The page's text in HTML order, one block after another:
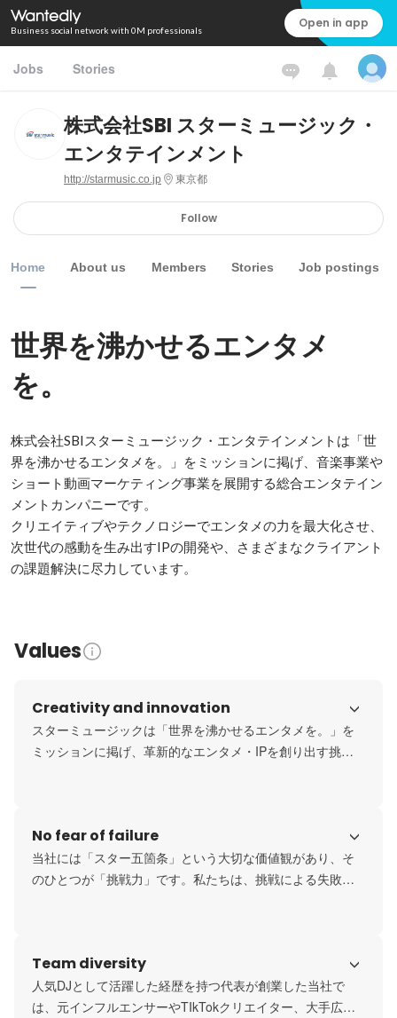
Business social network with 0M professionals Open in app
Jobs Stories
株式会社SBI スターミュージック・
エンタテインメント
http://starmusic.co.jp 東京都
Follow
Home About us Members Stories Job postings
世界を沸かせるエンタメ
を。
株式会社SBIスターミュージック・エンタテインメントは「世
界を沸かせるエンタメを。」をミッションに掲げ、音楽事業や
ショート動画マーケティング事業を展開する総合エンタテイン
メントカンパニーです。
クリエイティブやテクノロジーでエンタメの力を最大化させ、
次世代の感動を生み出すIPの開発や、さまざまなクライアント
の課題解決に尽力しています。
Values
Creativity and innovation
スターミュージックは「世界を沸かせるエンタメを。」を
ミッションに掲げ、革新的なエンタメ・IPを創り出す挑戦
したコンテンツやソリューションの開発にも取り組み、単
なるエンタテインメントの枠を超え、人々の心を揺さぶる
体験を提供を目指しています。
No fear of failure
当社には「スター五箇条」という大切な価値観があり、そ
のひとつが「挑戦力」です。私たちは、挑戦による失敗こ
ず、新しいアイデアを試し続けることが欠かせません。社
内には挑戦する文化が根づいており、失敗を恐れずにトラ
イする機会と、そこから学びを得られる環境が整っていま
Team diversity
人気DJとして活躍した経歴を持つ代表が創業した当社で
は、元インフルエンサーやTIkTokクリエイター、大手広告